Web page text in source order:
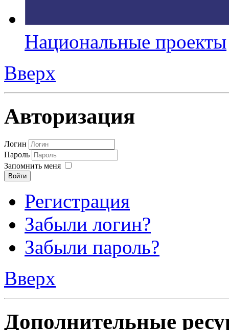
Национальные проекты
Вверх
Авторизация
Логин
Пароль
Запомнить меня
Войти
Регистрация
Забыли логин?
Забыли пароль?
Вверх
Дополнительные